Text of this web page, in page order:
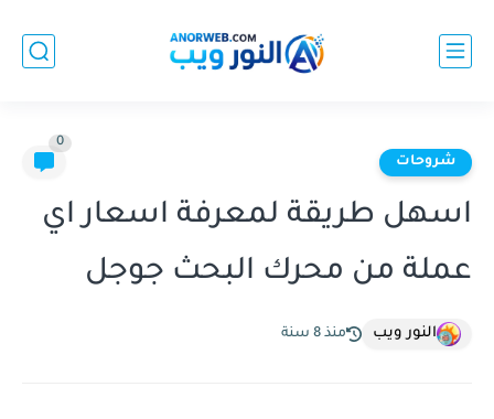
شروحات
0
اسهل طريقة لمعرفة اسعار اي
عملة من محرك البحث جوجل
النور ويب منذ 8 سنة